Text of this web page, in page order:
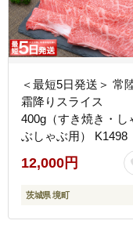
＜最短5日発送＞ 常
霜降りスライス
400g（すき焼き・し
ぶしゃぶ用） K1498
12,000円
茨城県 境町